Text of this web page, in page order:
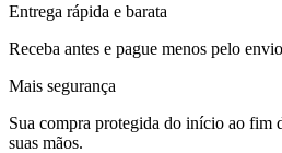
Entrega rápida e barata
Receba antes e pague menos pelo
Mais segurança
Sua compra protegida do início ao fim
suas mãos.